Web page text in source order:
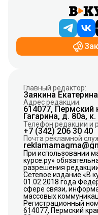
Главный редактор:
Заякина
Адрес редакции:
614077, Пермский
Гагарина, д. 80а, к.
Телефон редакции и
+7 (342) 206 30 40
Почта рекламной
При использовании
курсе.ру»
разрешения
Сетевое издание «В
01.02.2018 года
сфере связи,
массовых
Регистрационный
614077, Пермский